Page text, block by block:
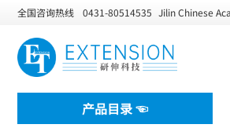
全国咨询热线 0431-80514535 Jilin Chinese
产品目录 ☜